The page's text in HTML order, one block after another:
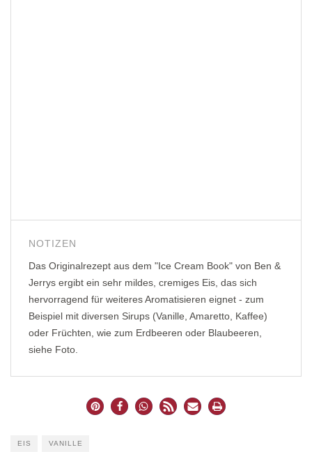
NOTIZEN
Das Originalrezept aus dem "Ice Cream Book" von Ben &
Jerrys ergibt ein sehr mildes, cremiges Eis, das sich
hervorragend für weiteres Aromatisieren eignet - zum
Beispiel mit diversen Sirups (Vanille, Amaretto, Kaffee)
oder Früchten, wie zum Erdbeeren oder Blaubeeren,
siehe Foto.
EIS VANILLE